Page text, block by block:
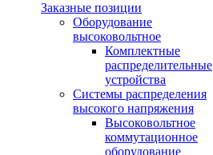
Заказные позиции
Оборудование
высоковольтное
Комплектные
распределительные
устройства
Системы распределения
высокого напряжения
Высоковольтное
коммутационное
оборудование